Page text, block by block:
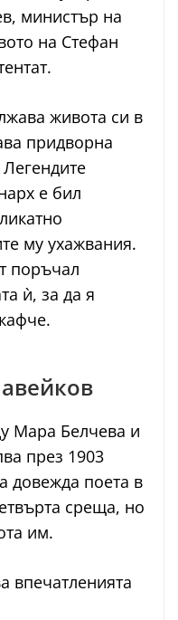
министър на
на Стефан
живота си в
придворна
е бил
му ухажвания.
поръчал
ѝ, за да я
Мара Белчева и
през 1903
довежда поета в
среща, но
им.
впечатленията